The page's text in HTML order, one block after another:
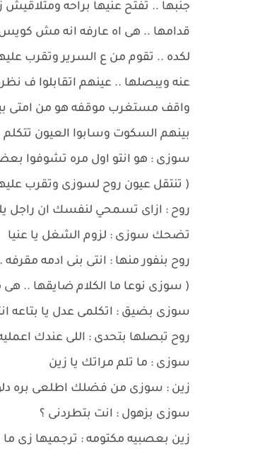
جنبها .. تفتح عنيها براحه
قدامها .. هى اه عارفه انه مش
لكده .. تقوم من ع السرير وتقرب
عنه ويبصلها .. عينهم اتقابلوا ف
واقف مستغرب موقفه هو من امتى
بينهم السكوت وسابوا العيون
سوزى : هو انتو اول مره تشوفوا بعض
( تنتقل عيون روح لسوزى وتقرب
روح : ازاى تسمحي لنفسك ان راجل
تضحك سوزى : لزوم الشغل يا عنيا
روح بنفور منها : انتى بنى ادمه
( سوزى نوعا ما الكلام ضايقها ..
سوزى بضيق : اتكلمى عدل يا بتاعه
روح تبصلها بتحدى : اللى عندك
سوزى : ما تلم مراتك يا زين
زين : سوزى من فضلك اطلعى بره
سوزى بزهول : انت بتطردنى ؟
زين بعصبيه مكتومه : ترجميها زى